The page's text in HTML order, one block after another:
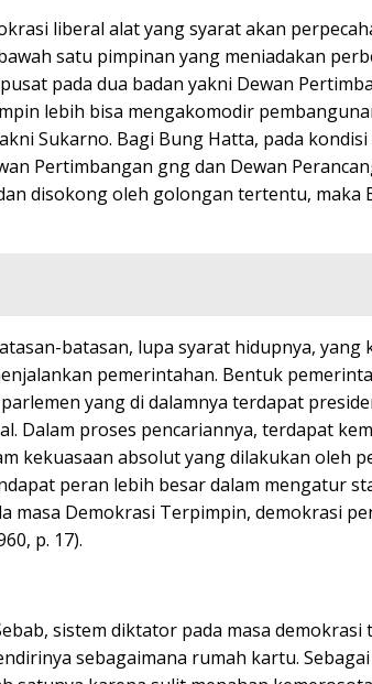
liberal alat yang syarat akan
satu pimpinan yang meniadakan
pada dua badan yakni Dewan
lebih bisa mengakomodir
Sukarno. Bagi Bung Hatta, pada
Pertimbangan gng dan Dewan
disokong oleh golongan tertentu, maka
batasan, lupa syarat hidupnya, yang
pemerintahan. Bentuk
yang di dalamnya terdapat
Dalam proses pencariannya, terdapat
absolut yang dilakukan oleh
peran lebih besar dalam mengatur
Demokrasi Terpimpin, demokrasi
p. 17).
sistem diktator pada masa
sebagaimana rumah kartu.